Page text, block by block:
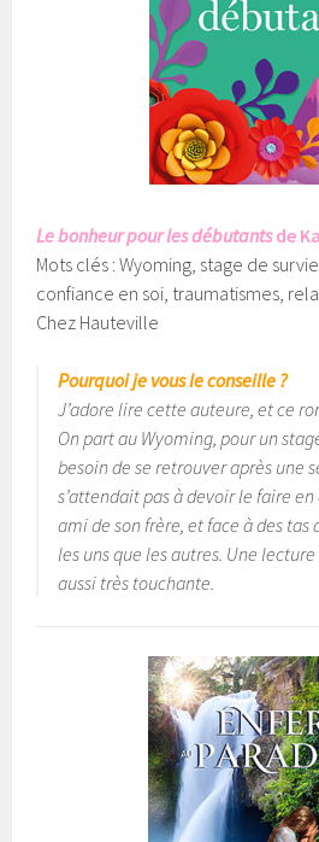
Le bonheur pour les débutantsde
Mots clés : Wyoming, stage de
confiance en soi, traumatismes,
Chez Hauteville
Pourquoi je vous le conseille ?
J’adore lire cette auteure, et ce
On part au Wyoming, pour un
besoin de se retrouver après une
s’attendait pas à devoir le faire
ami de son frère, et face à des tas
les uns que les autres. Une
aussi très touchante.